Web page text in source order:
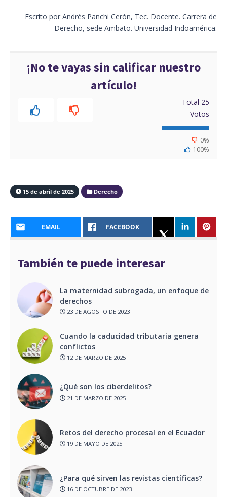
Escrito por Andrés Panchi Cerón, Tec. Docente. Carrera de
Derecho, sede Ambato. Universidad Indoamérica.
¡No te vayas sin calificar nuestro
artículo!
Total 25
Votos
0%
100%
15 de abril de 2025 Derecho
EMAIL FACEBOOK
También te puede interesar
La maternidad subrogada, un enfoque de
derechos
23 DE AGOSTO DE 2023
Cuando la caducidad tributaria genera
conflictos
12 DE MARZO DE 2025
¿Qué son los ciberdelitos?
21 DE MARZO DE 2025
Retos del derecho procesal en el Ecuador
19 DE MAYO DE 2025
¿Para qué sirven las revistas científicas?
16 DE OCTUBRE DE 2023